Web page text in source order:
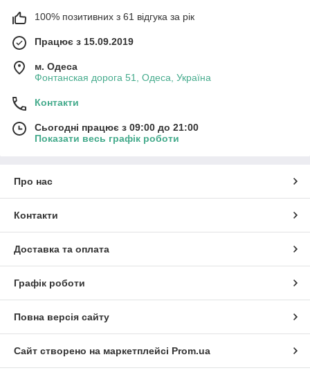
100% позитивних з 61 відгука за рік
Працює з 15.09.2019
м. Одеса
Фонтанская дорога 51, Одеса, Україна
Контакти
Сьогодні працює з 09:00 до 21:00
Показати весь графік роботи
Про нас
Контакти
Доставка та оплата
Графік роботи
Повна версія сайту
Сайт створено на маркетплейсі Prom.ua